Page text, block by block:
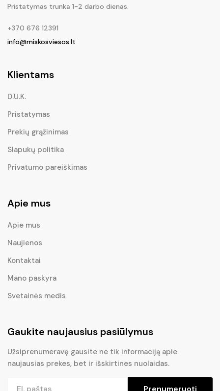
Pristatymas trunka 1-2 darbo dienas.
+370 676 12391
info@miskosviesos.lt
Klientams
D.U.K.
Pristatymas
Prekių grąžinimas
Slapukų politika
Privatumo pareiškimas
Apie mus
Apie mus
Naujienos
Kontaktai
Mano paskyra
Svetainės medis
Gaukite naujausius pasiūlymus
Užsiprenumeravę gausite ne tik informaciją apie
naujausias prekes, bet ir išskirtines nuolaidas.
Prenumeruoti